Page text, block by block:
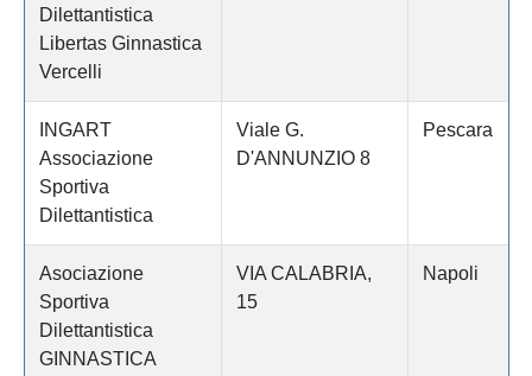
Dilettantistica
Libertas Ginnastica
Vercelli
INGART
Associazione
Sportiva
Dilettantistica
Viale G.
D'ANNUNZIO 8
Pescara
Asociazione
Sportiva
Dilettantistica
GINNASTICA
VIA CALABRIA,
15
Napoli